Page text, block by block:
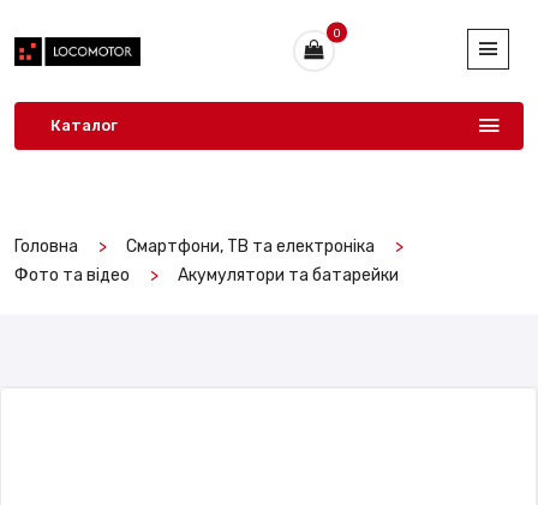
0
Каталог
Головна
Смартфони, ТВ та електроніка
Фото та відео
Акумулятори та батарейки